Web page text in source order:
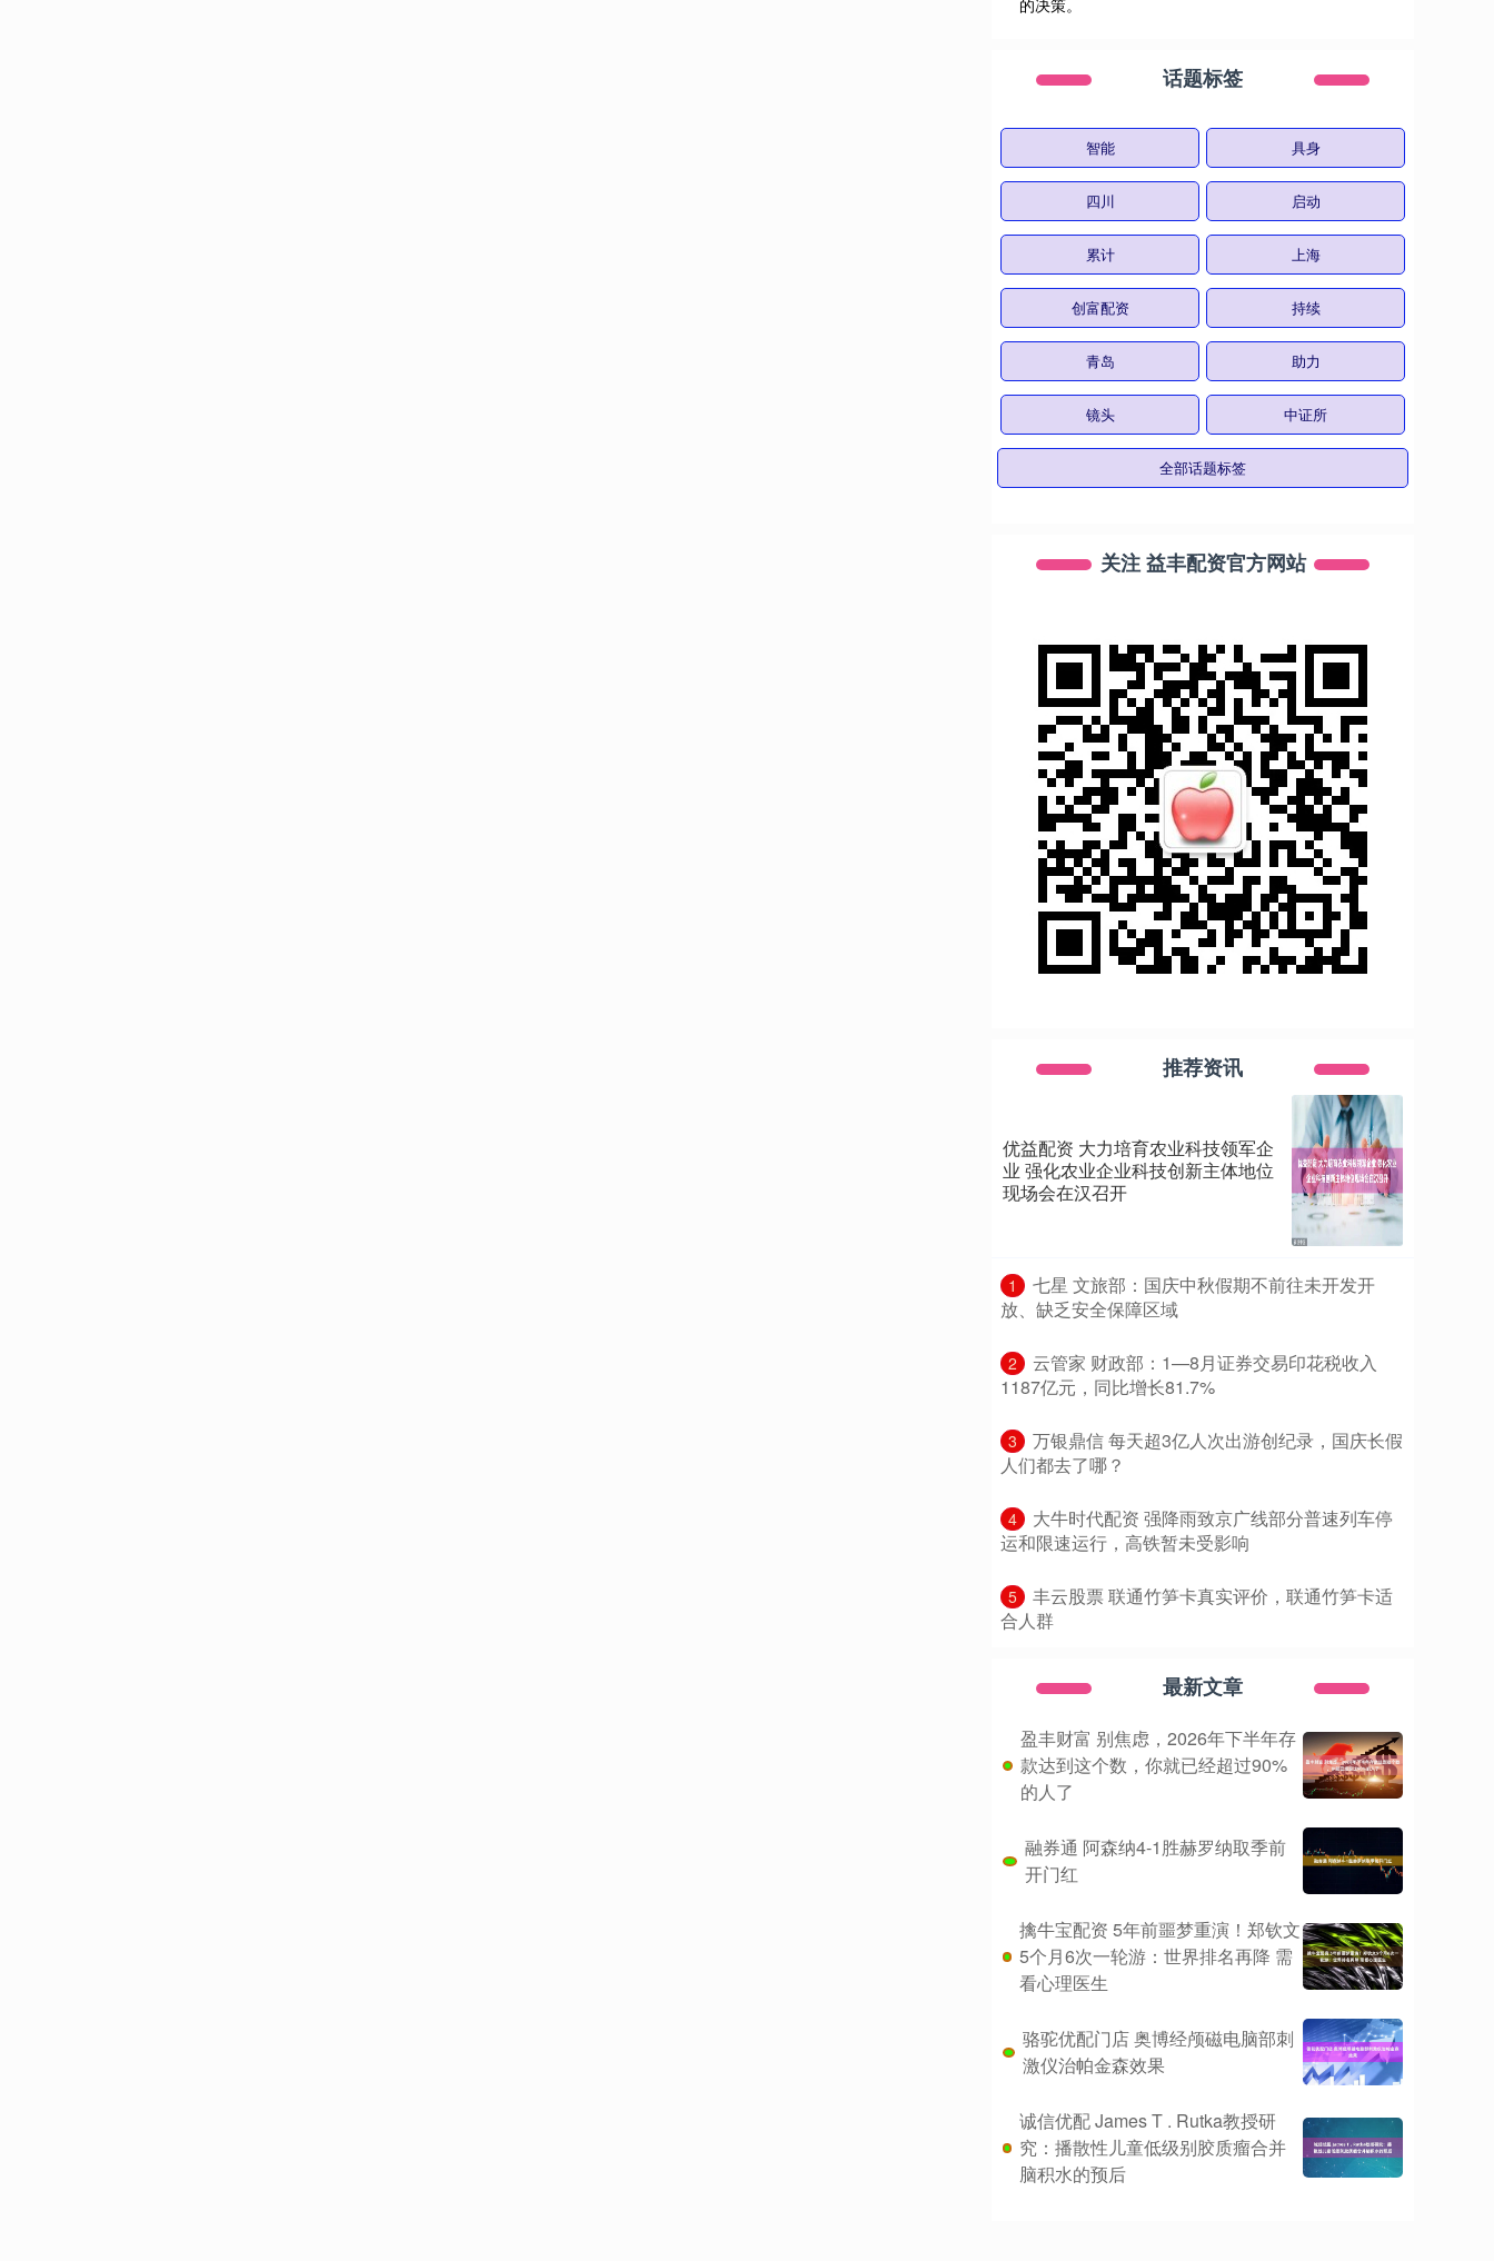
的决策。
话题标签
智能 具身
四川 启动
累计 上海
创富配资 持续
青岛 助力
镜头 中证所
全部话题标签
关注 益丰配资官方网站
推荐资讯
优益配资 大力培育农业科技领军企
业 强化农业企业科技创新主体地位
现场会在汉召开
1
​七星 文旅部：国庆中秋假期不前往未开发开
放、缺乏安全保障区域
2
​云管家 财政部：1—8月证券交易印花税收入
1187亿元，同比增长81.7%
3
​万银鼎信 每天超3亿人次出游创纪录，国庆长假
人们都去了哪？
4
​大牛时代配资 强降雨致京广线部分普速列车停
运和限速运行，高铁暂未受影响
5
​丰云股票 联通竹笋卡真实评价，联通竹笋卡适
合人群
最新文章
盈丰财富 别焦虑，2026年下半年存
款达到这个数，你就已经超过90%
的人了
融券通 阿森纳4-1胜赫罗纳取季前
开门红
擒牛宝配资 5年前噩梦重演！郑钦文
5个月6次一轮游：世界排名再降 需
看心理医生
骆驼优配门店 奥博经颅磁电脑部刺
激仪治帕金森效果
诚信优配 James T . Rutka教授研
究：播散性儿童低级别胶质瘤合并
脑积水的预后